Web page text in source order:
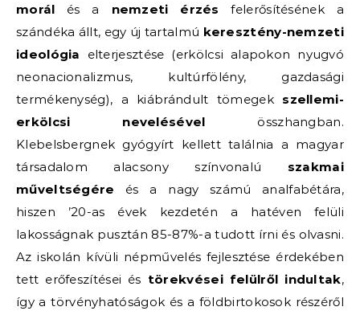
morál és a nemzeti érzés felerősítésének a
szándéka állt, egy új tartalmú keresztény-nemzeti
ideológia elterjesztése (erkölcsi alapokon nyugvó
neonacionalizmus, kultúrfölény, gazdasági
termékenység), a kiábrándult tömegek szellemi-
erkölcsi nevelésével összhangban.
Klebelsbergnek gyógyírt kellett találnia a magyar
társadalom alacsony színvonalú szakmai
műveltségére és a nagy számú analfabétára,
hiszen ’20-as évek kezdetén a hatéven felüli
lakosságnak pusztán 85-87%-a tudott írni és olvasni.
Az iskolán kívüli népművelés fejlesztése érdekében
tett erőfeszítései és törekvései felülről indultak,
így a törvényhatóságok és a földbirtokosok részéről